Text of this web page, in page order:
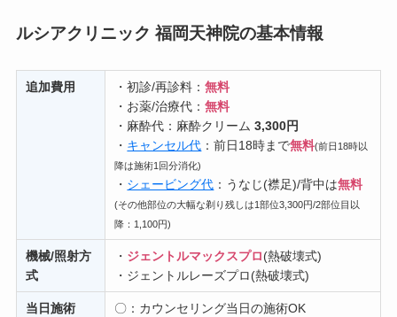
ルシアクリニック 福岡天神院の基本情報
追加費用 ・初診/再診料：無料
・お薬/治療代：無料
・麻酔代：麻酔クリーム3,300円
・ キャンセル代 ：前日18時まで無料(前日18時以
降は施術1回分消化)
・ シェービング代 ：うなじ(襟足)/背中は無料
(その他部位の大幅な剃り残しは1部位3,300円/2部位目以
降：1,100円)
機械/照射方
式
・ ジェントルマックスプロ(熱破壊式)
・ジェントルレーズプロ(熱破壊式)
当日施術 〇：カウンセリング当日の施術OK